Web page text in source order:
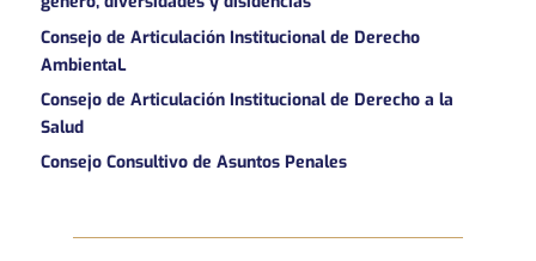
Consejo de Articulación Institucional de Derecho
AmbientaL
Consejo de Articulación Institucional de Derecho a la
Salud
Consejo Consultivo de Asuntos Penales